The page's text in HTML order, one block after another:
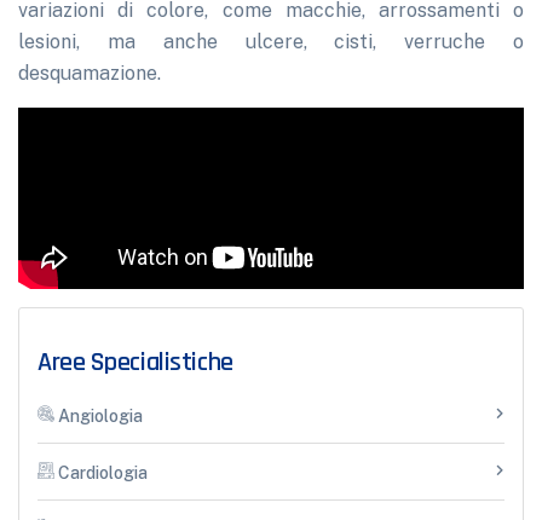
Aree Specialistiche
Angiologia
Cardiologia
variazioni di colore, come macchie, arrossamenti o
lesioni, ma anche ulcere, cisti, verruche o
desquamazione.